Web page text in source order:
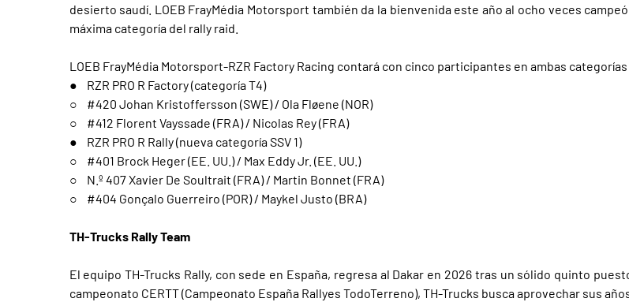
desierto saudí. LOEB FrayMédia Motorsport también da la bienvenida este año al ocho veces
máxima categoría del rally raid.
LOEB FrayMédia Motorsport-RZR Factory Racing contará con cinco participantes en ambas categorías
● RZR PRO R Factory (categoría T4)
○ #420 Johan Kristoffersson (SWE) / Ola Fløene (NOR)
○ #412 Florent Vayssade (FRA) / Nicolas Rey (FRA)
● RZR PRO R Rally (nueva categoría SSV 1)
○ #401 Brock Heger (EE. UU.) / Max Eddy Jr. (EE. UU.)
○ N.º 407 Xavier De Soultrait (FRA) / Martin Bonnet (FRA)
○ #404 Gonçalo Guerreiro (POR) / Maykel Justo (BRA)
TH-Trucks Rally Team
El equipo TH-Trucks Rally, con sede en España, regresa al Dakar en 2026 tras un sólido quinto
campeonato CERTT (Campeonato España Rallyes TodoTerreno), TH-Trucks busca aprovechar sus